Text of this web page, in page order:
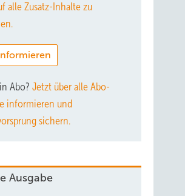
alle Zusatz-Inhalte zu
Abo? Jetzt über alle Abo-
informieren und
sichern.
Ausgabe